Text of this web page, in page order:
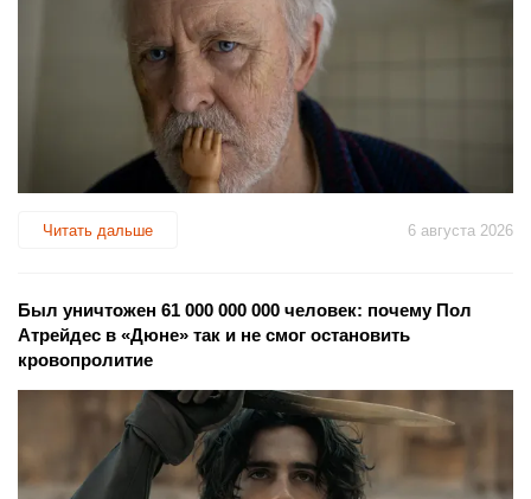
Читать дальше 6 августа 2026
Был уничтожен 61 000 000 000 человек: почему Пол
Атрейдес в «Дюне» так и не смог остановить
кровопролитие